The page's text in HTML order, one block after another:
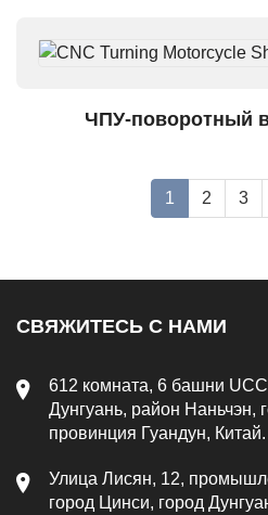
ЧПУ-поворотный
1 2 3
СВЯЖИТЕСЬ С НАМИ
612 комната, 6 башни
Дунгуань, район Наньчэн,
провинция Гуандун,
Улица Лисян, 12,
город Цинси, город